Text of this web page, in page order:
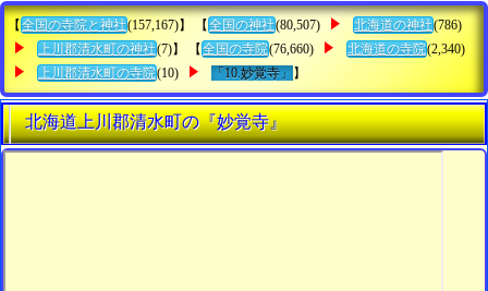
【 全国の寺院と神社(157,167)】 【 全国の神社(80,507) 北海道の神社(786)
上川郡清水町の神社(7)】 【 全国の寺院(76,660) 北海道の寺院(2,340)
上川郡清水町の寺院(10) 「10.妙覚寺」 】
北海道上川郡清水町の『妙覚寺』